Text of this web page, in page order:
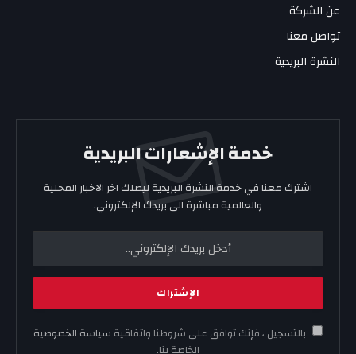
عن الشركة
تواصل معنا
النشرة البريدية
خدمة الإشعارات البريدية
اشترك معنا في خدمة النشرة البريدية ليصلك اخر الاخبار المحلية
والعالمية مباشرة الى بريدك الإلكتروني.
بالتسجيل ، فإنك توافق على شروطنا واتفاقية سياسة الخصوصية